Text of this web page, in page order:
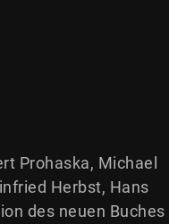
Prohaska, Michael
Herbst, Hans
des neuen Buches